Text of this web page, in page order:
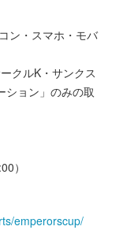
コン・スマホ・モバ
クルK・サンクス
ション」のみの取
）
emperorscup/